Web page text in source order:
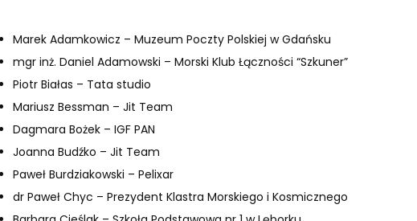
Marek Adamkowicz – Muzeum Poczty Polskiej w Gdańsku
mgr inż. Daniel Adamowski – Morski Klub Łączności “Szkuner”
Piotr Białas – Tata studio
Mariusz Bessman – Jit Team
Dagmara Bożek – IGF PAN
Joanna Budźko – Jit Team
Paweł Burdziakowski – Pelixar
dr Paweł Chyc – Prezydent Klastra Morskiego i Kosmicznego